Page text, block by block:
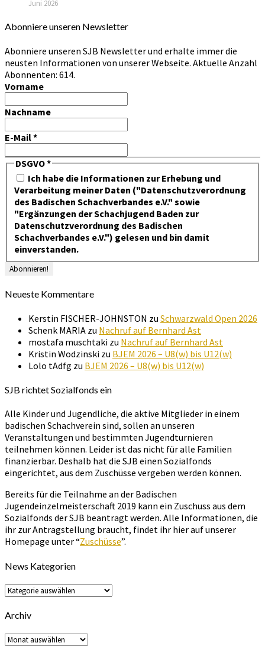
Juni 2026
Abonniere unseren Newsletter
Abonniere unseren SJB Newsletter und erhalte immer die
neusten Informationen von unserer Webseite. Aktuelle Anzahl
Abonnenten: 614.
Vorname
Nachname
E-Mail*
DSGVO*
Ich habe die Informationen zur Erhebung und
Verarbeitung meiner Daten ("Datenschutzverordnung
des Badischen Schachverbandes e.V." sowie
"Ergänzungen der Schachjugend Baden zur
Datenschutzverordnung des Badischen
Schachverbandes e.V.") gelesen und bin damit
einverstanden.
Neueste Kommentare
Kerstin FISCHER-JOHNSTON zu Schwarzwald Open 2026
Schenk MARIA zu Nachruf auf Bernhard Ast
mostafa muschtaki zu Nachruf auf Bernhard Ast
Kristin Wodzinski zu BJEM 2026 – U8(w) bis U12(w)
Lolo tAdfg zu BJEM 2026 – U8(w) bis U12(w)
SJB richtet Sozialfonds ein
Alle Kinder und Jugendliche, die aktive Mitglieder in einem
badischen Schachverein sind, sollen an unseren
Veranstaltungen und bestimmten Jugendturnieren
teilnehmen können. Leider ist das nicht für alle Familien
finanzierbar. Deshalb hat die SJB einen Sozialfonds
eingerichtet, aus dem Zuschüsse vergeben werden können.
Bereits für die Teilnahme an der Badischen
Jugendeinzelmeisterschaft 2019 kann ein Zuschuss aus dem
Sozialfonds der SJB beantragt werden. Alle Informationen, die
ihr zur Antragstellung braucht, findet ihr hier auf unserer
Homepage unter “Zuschüsse”.
News Kategorien
News
Kategorien
Archiv
Archiv